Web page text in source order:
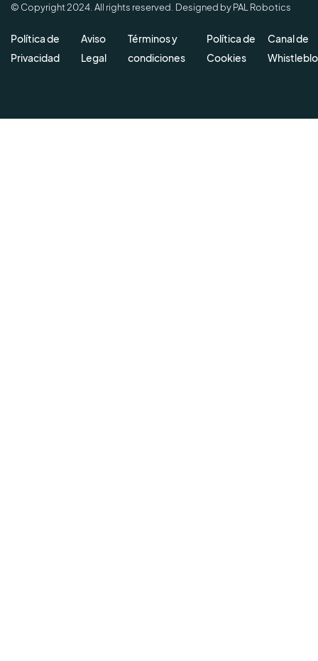
© Copyright 2024. All rights reserved. Designed by PAL Robotics
Política de
Privacidad
Aviso
Legal
Términos y
condiciones
Política de
Cookies
Canal de